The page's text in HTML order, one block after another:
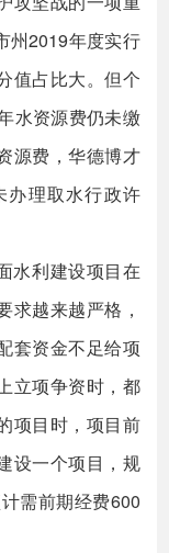
州2019年度实行
值占比大。但个
水资源费仍未缴
源费，华德博才
办理取水行政许
水利建设项目在
求越来越严格，
套资金不足给项
立项争资时，都
项目时，项目前
设一个项目，规
需前期经费600